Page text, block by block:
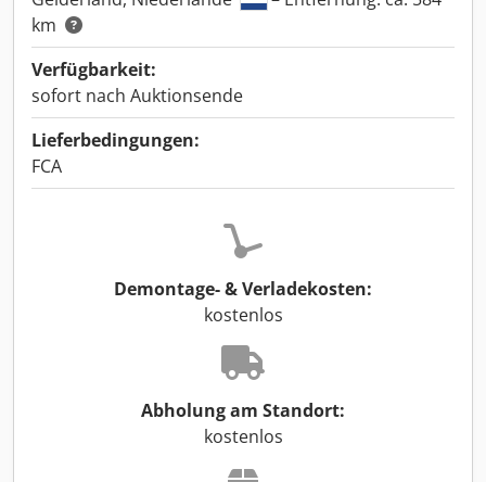
km
Verfügbarkeit:
sofort nach Auktionsende
Lieferbedingungen:
FCA
Demontage- & Verladekosten:
kostenlos
Abholung am Standort:
kostenlos